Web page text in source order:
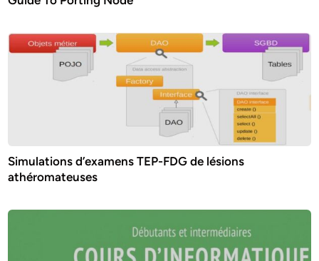
Simulations d’examens TEP-FDG de lésions
athéromateuses